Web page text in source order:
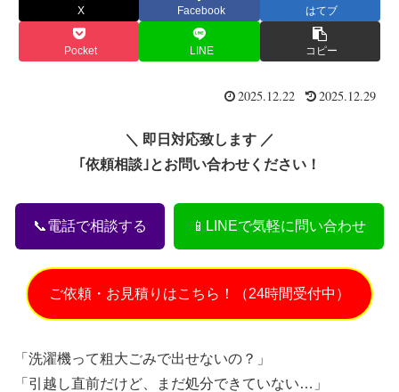
X Facebook はてブ
Pocket LINE コピー
2025.12.22 2025.12.29
＼ 即日対応致します ／
｢依頼相談｣とお問い合わせください！
📞電話で相談する 📱LINEで気軽に問い合わせ
ご依頼・お見積りはこちら！（24時間受付中）
「洗濯機って粗大ごみで出せないの？」
「引越し直前だけど、まだ処分できていない…」